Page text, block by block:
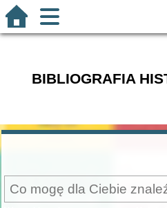
BIBLIOGRAFIA